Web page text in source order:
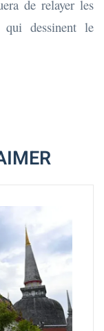
de relayer les
qui dessinent le